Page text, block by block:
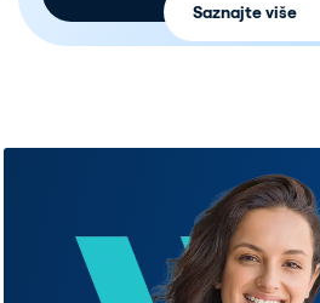
Saznajte više